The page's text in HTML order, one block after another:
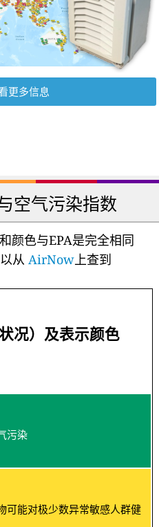
更多信息
空气污染指数
颜色与EPA是完全相同
从 AirNow上查到
况）及表示颜色
污染
可能对极少数异常敏感人群健